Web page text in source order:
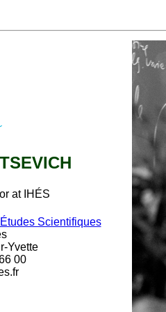
at IHÉS
Scientifiques
Yvette
00